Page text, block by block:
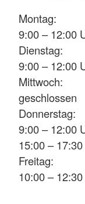
Montag:
9:00 – 12:00
Dienstag:
9:00 – 12:00
Mittwoch:
geschlossen
Donnerstag:
9:00 – 12:00
15:00 –
Freitag:
10:00 –